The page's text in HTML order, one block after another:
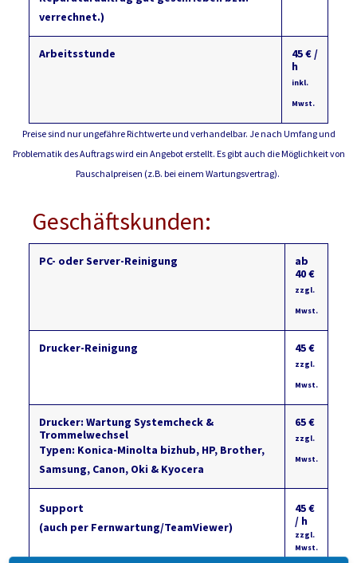
verrechnet.)
Arbeitsstunde
45 € /
h
inkl.
Mwst.
Preise sind nur ungefähre Richtwerte und verhandelbar. Je nach Umfang und
Problematik des Auftrags wird ein Angebot erstellt. Es gibt auch die Möglichkeit von
Pauschalpreisen (z.B. bei einem Wartungsvertrag).
Geschäftskunden:
PC- oder Server-Reinigung
ab
40 €
zzgl.
Mwst.
Drucker-Reinigung 45 €
zzgl.
Mwst.
Drucker: Wartung Systemcheck &
Trommelwechsel
Typen: Konica-Minolta bizhub, HP, Brother,
Samsung, Canon, Oki & Kyocera
65 €
zzgl.
Mwst.
Support
(auch per Fernwartung/TeamViewer)
45 €
/ h
zzgl.
Mwst.